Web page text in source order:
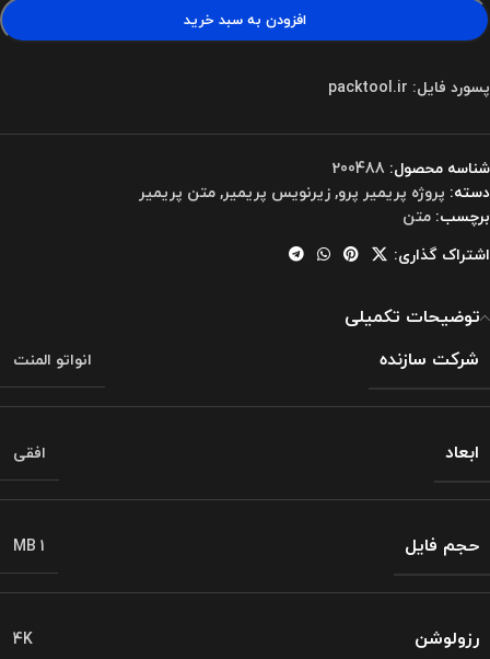
افزودن به سبد خرید
پسورد فایل: packtool.ir
شناسه محصول: 200488
دسته: پروژه پریمیر پرو,زیرنویس پریمیر,متن پریمیر
برچسب: متن
اشتراک گذاری:
توضیحات تکمیلی
شرکت سازنده
انواتو المنت
ابعاد افقی
حجم فایل 1 MB
رزولوشن 4K